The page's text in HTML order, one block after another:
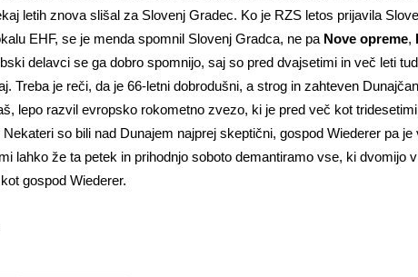
letih znova slišal za Slovenj Gradec. Ko je RZS letos prijavila
EHF, se je menda spomnil Slovenj Gradca, ne pa Nove opreme,
delavci se ga dobro spomnijo, saj so pred dvajsetimi in več leti
Treba je reči, da je 66-letni dobrodušni, a strog in zahteven
lepo razvil evropsko rokometno zvezo, ki je pred več kot
Nekateri so bili nad Dunajem najprej skeptični, gospod Wiederer pa
lahko že ta petek in prihodnjo soboto demantiramo vse, ki dvomijo
gospod Wiederer.